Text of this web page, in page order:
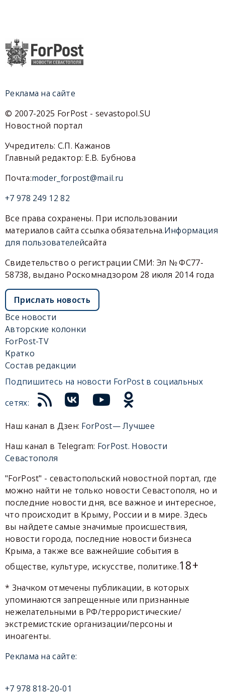
Реклама на сайте
© 2007-2025 ForPost - sevastopol.SU
Новостной портал
Учредитель: С.П. Кажанов
Главный редактор: Е.В. Бубнова
Почта:moder_forpost@mail.ru
+7 978 249 12 82
Все права сохранены. При использовании
материалов сайта ссылка обязательна.Информация
для пользователейсайта
Свидетельство о регистрации СМИ: Эл № ФС77-
58738, выдано Роскомнадзором 28 июля 2014 года
Прислать новость
Все новости
Авторские колонки
ForPost-TV
Кратко
Состав редакции
Подпишитесь на новости ForPost в социальных
сетях:
Наш канал в Дзен: ForPost— Лучшее
Наш канал в Telegram: ForPost. Новости
Севастополя
"ForPost" - севастопольский новостной портал, где
можно найти не только новости Севастополя, но и
последние новости дня, все важное и интересное,
что происходит в Крыму, России и в мире. Здесь
вы найдете самые значимые происшествия,
новости города, последние новости бизнеса
Крыма, а также все важнейшие события в
обществе, культуре, искусстве, политике.18+
* Значком отмечены публикации, в которых
упоминаются запрещенные или признанные
нежелательными в РФ/террористические/
экстремистские организации/персоны и
иноагенты.
Реклама на сайте:
+7 978 818-20-01